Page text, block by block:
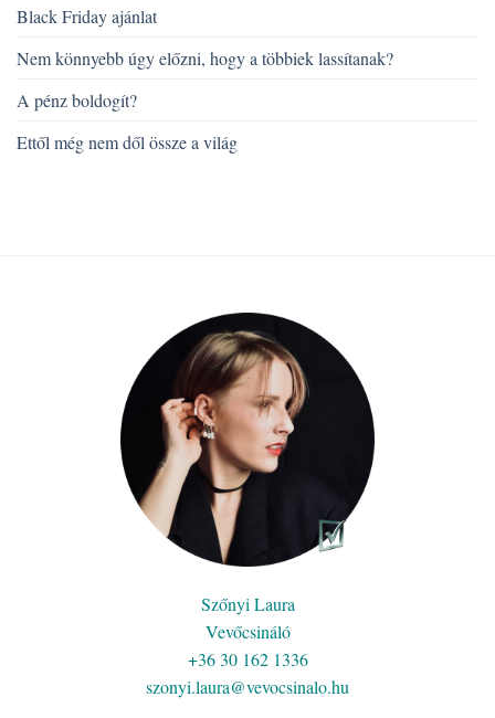
Black Friday ajánlat
Nem könnyebb úgy előzni, hogy a többiek lassítanak?
A pénz boldogít?
Ettől még nem dől össze a világ
Szőnyi Laura
Vevőcsináló
+36 30 162 1336
szonyi.laura@vevocsinalo.hu